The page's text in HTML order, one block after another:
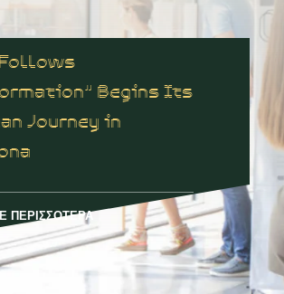
Begins Its
Journey in
ΠΕΡΙΣΣΌΤΕΡΑ